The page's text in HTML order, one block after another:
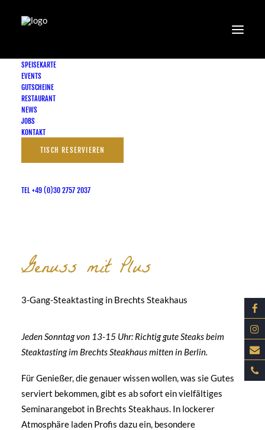
SPEISEKARTE
EVENTS
GUTSCHEINE
RESTAURANT
NEWS
JOBS
KONTAKT
TISCH RESERVIEREN
TEL +49 (0)30 2757 2037
Köstiche Seminare:
Steaktasting im Brechts
19. APRIL 2025
Genuss mit Plus
3-Gang-Steaktasting in Brechts Steakhaus
Jeden Sonntag von 13-15 Uhr: Richtig gute Steaks beim
Steaktasting im Brechts Steakhaus mitten in Berlin.
Für Genießer, die genauer wissen wollen, was sie Gutes
serviert bekommen, gibt es ab sofort ein vielfältiges
Seminarangebot in Brechts Steakhaus. In lockerer
Atmosphäre laden Profis dazu ein, besondere